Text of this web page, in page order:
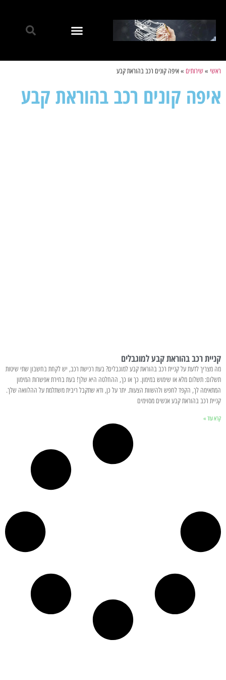
ראשי »שירותים »איפה קונים רכב בהוראת קבע
איפה קונים רכב בהוראת קבע
קניית רכב בהוראת קבע למוגבלים
מה מצריך לדעת על קניית רכב בהוראת קבע למוגבלים? בעת רכישת רכב, יש לקחת בחשבון שתי שיטות
תשלום: תשלום מלא או שימוש במימון. כך או כך, ההחלטה היא שלך! בעת בחירת אפשרות המימון
המתאימה לך, הקפד לחפש ולהשוות הצעות. יתר על כן, ודא שתקבל ריבית משתלמת על ההלוואה שלך.
קניית רכב בהוראת קבע אנשים מסוימים
קרא עוד »